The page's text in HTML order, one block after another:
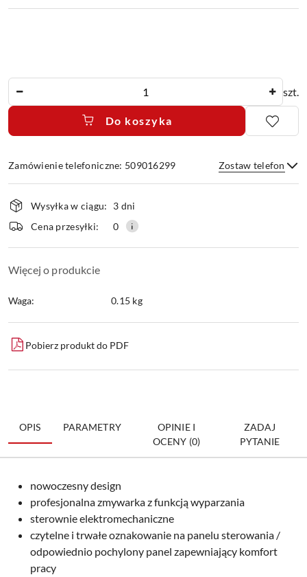
szt.
Do koszyka
Zamówienie telefoniczne: 509016299 Zostaw telefon
Wyślij
Dostępność
i
dostawa
Wysyłka w ciągu:
3 dni
Cena przesyłki:
0
Więcej o produkcie
Waga: 0.15 kg
Pobierz produkt do PDF
OPIS PARAMETRY
OPINIE I
OCENY (0)
ZADAJ
PYTANIE
nowoczesny design
profesjonalna zmywarka z funkcją wyparzania
sterownie elektromechaniczne
czytelne i trwałe oznakowanie na panelu sterowania /
odpowiednio pochylony panel zapewniający komfort
pracy